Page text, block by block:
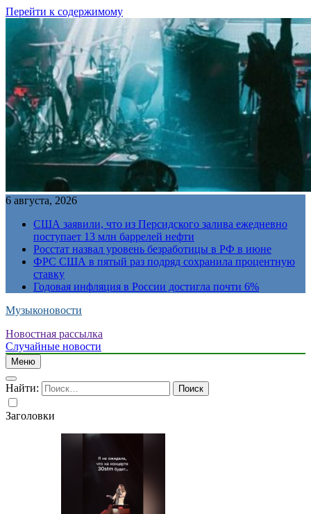
Перейти к содержимому
6 августа, 2026
США заявили, что из Персидского залива ежедневно
поступает 13 млн баррелей нефти
Росстат назвал уровень безработицы в РФ в июне
ФРС США в пятый раз подряд сохранила процентную
ставку
Годовая инфляция в России достигла почти 6%
Музыконовости
Новостная рассылка
Случайные новости
Меню
Найти:
Заголовки